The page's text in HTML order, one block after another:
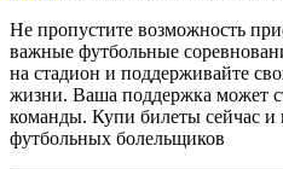
Не пропустите возможность
важные футбольные
на стадион и поддерживайте
жизни. Ваша поддержка может
команды. Купи билеты сейчас и
футбольных болельщиков